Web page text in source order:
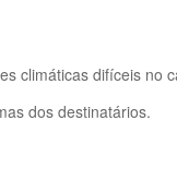
climáticas difíceis no
dos destinatários.